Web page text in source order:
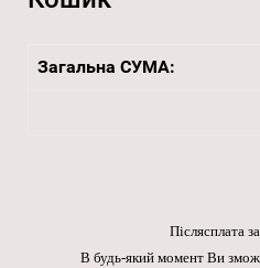
Загальна СУМА:
Післясплата
В будь-який момент Ви